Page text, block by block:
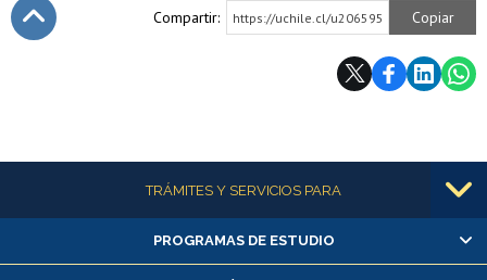
Compartir: https://uchile.cl/u206595 Copiar
Más informaciónTRÁMITES Y SERVICIOS PARA
Alumnas/os y exalumnas/os
PROGRAMAS DE ESTUDIO